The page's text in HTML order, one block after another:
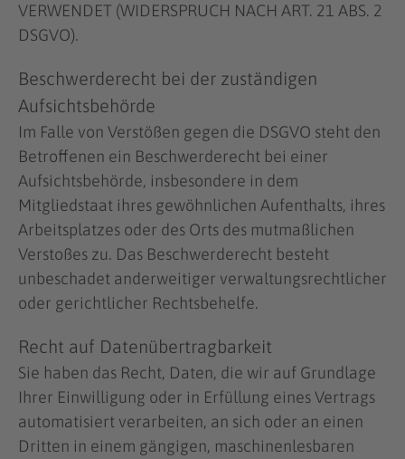
VERWENDET (WIDERSPRUCH NACH ART. 21 ABS. 2
DSGVO).
Beschwerde­recht bei der zuständigen
Aufsichts­behörde
Im Falle von Verstößen gegen die DSGVO steht den
Betroffenen ein Beschwerderecht bei einer
Aufsichtsbehörde, insbesondere in dem
Mitgliedstaat ihres gewöhnlichen Aufenthalts, ihres
Arbeitsplatzes oder des Orts des mutmaßlichen
Verstoßes zu. Das Beschwerderecht besteht
unbeschadet anderweitiger verwaltungsrechtlicher
oder gerichtlicher Rechtsbehelfe.
Recht auf Daten­übertrag­barkeit
Sie haben das Recht, Daten, die wir auf Grundlage
Ihrer Einwilligung oder in Erfüllung eines Vertrags
automatisiert verarbeiten, an sich oder an einen
Dritten in einem gängigen, maschinenlesbaren